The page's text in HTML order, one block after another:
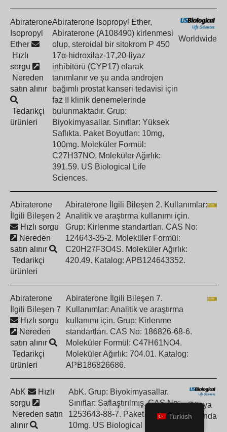
Abiraterone
Isopropyl
Ether
Hızlı
sorgu
Nereden
satın alınır
Tedarikçi
ürünleri
Abiraterone Isopropyl Ether,
Abiraterone (A108490) kirlenmesi
olup, steroidal bir sitokrom P 450
17α-hidroxilaz-17,20-liyaz
inhibitörü (CYP17) olarak
tanımlanır ve şu anda androjen
bağımlı prostat kanseri tedavisi için
faz II klinik denemelerinde
bulunmaktadır. Grup:
Biyokimyasallar. Sınıflar: Yüksek
Saflıkta. Paket Boyutları: 10mg,
100mg. Moleküler Formül:
C27H37NO, Moleküler Ağırlık:
391.59. US Biological Life
Sciences.
Worldwide
Abiraterone
İlgili Bileşen 2
Hızlı sorgu
Nereden
satın alınır
Tedarikçi
ürünleri
Abiraterone İlgili Bileşen 2. Kullanımlar:
Analitik ve araştırma kullanımı için.
Grup: Kirlenme standartları. CAS No:
124643-35-2. Moleküler Formül:
C20H27F3O4S. Moleküler Ağırlık:
420.49. Katalog: APB124643352.
Abiraterone
İlgili Bileşen 7
Hızlı sorgu
Nereden
satın alınır
Tedarikçi
ürünleri
Abiraterone İlgili Bileşen 7.
Kullanımlar: Analitik ve araştırma
kullanımı için. Grup: Kirlenme
standartları. CAS No: 186826-68-6.
Moleküler Formül: C47H61NO4.
Moleküler Ağırlık: 704.01. Katalog:
APB186826686.
AbK
Hızlı
sorgu
Nereden satın
alınır
AbK. Grup: Biyokimyasallar.
Sınıflar: Saflaştırılmış. CAS No:
1253643-88-7. Paket Boyutları:
10mg. US Biological Life
Dünya
çapında
Turkish